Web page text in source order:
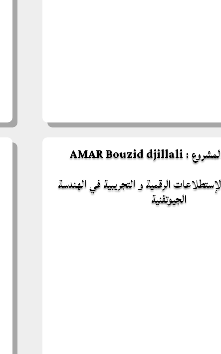
:
AMAR Bouzid djillali
الرقمية و التجريبية في الهندسة
الجيوتقنية